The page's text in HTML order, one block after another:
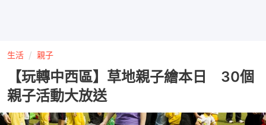
生活 親子
【玩轉中西區】草地親子繪本日 30個
親子活動大放送